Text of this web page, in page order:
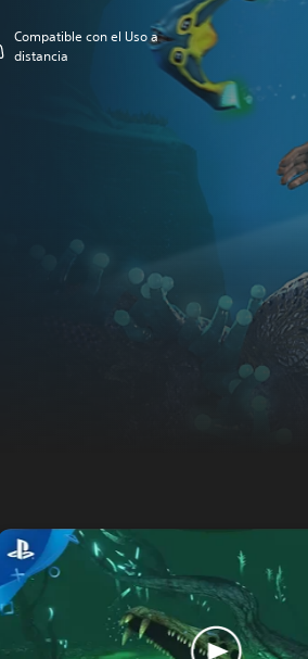
Compatible con el Uso a
distancia